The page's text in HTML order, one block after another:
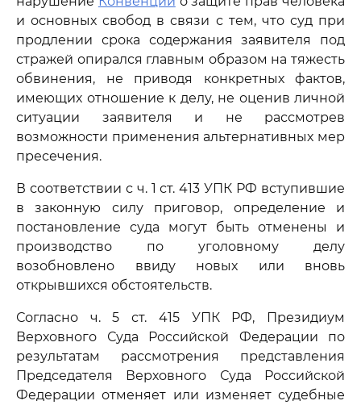
и основных свобод в связи с тем, что суд при
продлении срока содержания заявителя под
стражей опирался главным образом на тяжесть
обвинения, не приводя конкретных фактов,
имеющих отношение к делу, не оценив личной
ситуации заявителя и не рассмотрев
возможности применения альтернативных мер
пресечения.
В соответствии с ч. 1 ст. 413 УПК РФ вступившие
в законную силу приговор, определение и
постановление суда могут быть отменены и
производство по уголовному делу
возобновлено ввиду новых или вновь
открывшихся обстоятельств.
Согласно ч. 5 ст. 415 УПК РФ, Президиум
Верховного Суда Российской Федерации по
результатам рассмотрения представления
Председателя Верховного Суда Российской
Федерации отменяет или изменяет судебные